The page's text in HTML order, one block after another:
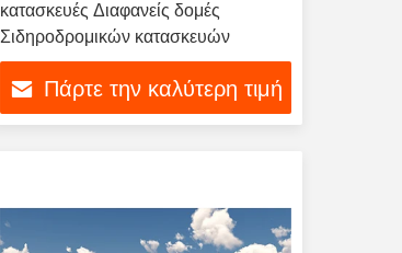
κατασκευές Διαφανείς δομές
Σιδηροδρομικών κατασκευών
Πάρτε την καλύτερη τιμή